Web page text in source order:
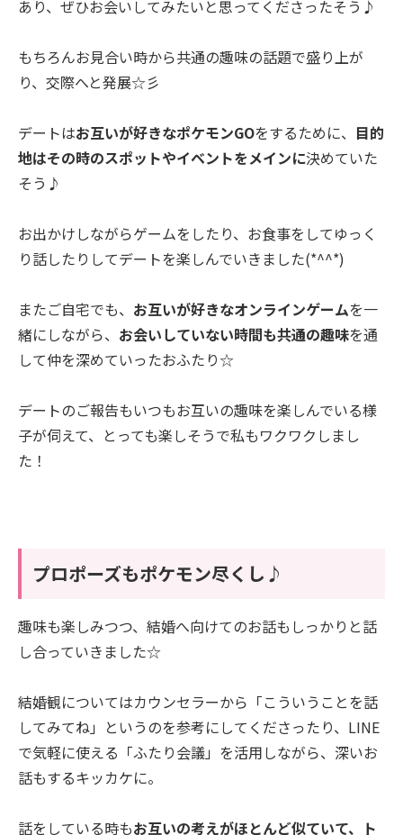
あり、ぜひお会いしてみたいと思ってくださったそう♪
もちろんお見合い時から共通の趣味の話題で盛り上が
り、交際へと発展☆彡
デートはお互いが好きなポケモンGOをするために、 目的
地はその時のスポットやイベントをメインに決めていた
そう♪
お出かけしながらゲームをしたり、お食事をしてゆっく
り話したりしてデートを楽しんでいきました(*^^*)
またご自宅でも、 お互いが好きなオンラインゲームを一
緒にしながら、 お会いしていない時間も共通の趣味を通
して仲を深めていったおふたり☆
デートのご報告もいつもお互いの趣味を楽しんでいる様
子が伺えて、とっても楽しそうで私もワクワクしまし
た！
プロポーズもポケモン尽くし♪
趣味も楽しみつつ、結婚へ向けてのお話もしっかりと話
し合っていきました☆
結婚観についてはカウンセラーから「こういうことを話
してみてね」というのを参考にしてくださったり、LINE
で気軽に使える「ふたり会議」を活用しながら、深いお
話もするキッカケに。
話をしている時もお互いの考えがほとんど似ていて、ト